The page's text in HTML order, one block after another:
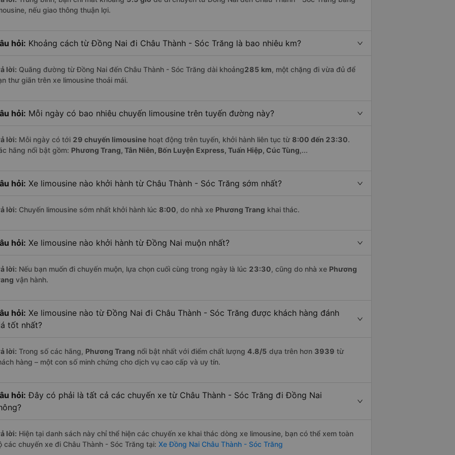
nếu giao thông thuận lợi.
hỏi: Khoảng cách từ Đồng Nai đi Châu Thành - Sóc Trăng là bao nhiêu km?
lời: Quãng đường từ Đồng Nai đến Châu Thành - Sóc Trăng dài khoảng285 km, một chặng đi vừa đủ để
thư giãn trên xe limousine thoải mái.
hỏi: Mỗi ngày có bao nhiêu chuyến limousine trên tuyến đường này?
lời: Mỗi ngày có tới 29 chuyến limousine hoạt động trên tuyến, khởi hành liên tục từ 8:00 đến 23:30.
hãng nổi bật gồm: Phương Trang, Tân Niên, Bốn Luyện Express, Tuấn Hiệp, Cúc Tùng,...
hỏi: Xe limousine nào khởi hành từ Châu Thành - Sóc Trăng sớm nhất?
lời: Chuyến limousine sớm nhất khởi hành lúc 8:00, do nhà xe Phương Trang khai thác.
hỏi: Xe limousine nào khởi hành từ Đồng Nai muộn nhất?
lời: Nếu bạn muốn đi chuyến muộn, lựa chọn cuối cùng trong ngày là lúc 23:30, cũng do nhà xe Phương
vận hành.
hỏi: Xe limousine nào từ Đồng Nai đi Châu Thành - Sóc Trăng được khách hàng đánh
tốt nhất?
lời: Trong số các hãng, Phương Trang nổi bật nhất với điểm chất lượng 4.8/5 dựa trên hơn 3939 từ
hàng – một con số minh chứng cho dịch vụ cao cấp và uy tín.
hỏi: Đây có phải là tất cả các chuyến xe từ Châu Thành - Sóc Trăng đi Đồng Nai
lời: Hiện tại danh sách này chỉ thể hiện các chuyến xe khai thác dòng xe limousine, bạn có thể xem toàn
các chuyến xe đi Châu Thành - Sóc Trăng tại: Xe Đồng Nai Châu Thành - Sóc Trăng